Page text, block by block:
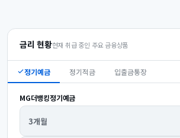
금리 현황현재 취급 중인 주요 금융상품
정기예금 정기적금 입출금통장
MG더뱅킹정기예금
3개월